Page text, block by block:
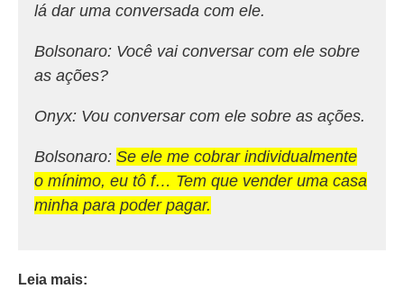
lá dar uma conversada com ele.
Bolsonaro: Você vai conversar com ele sobre
as ações?
Onyx: Vou conversar com ele sobre as ações.
Bolsonaro: Se ele me cobrar individualmente
o mínimo, eu tô f… Tem que vender uma casa
minha para poder pagar.
Leia mais: